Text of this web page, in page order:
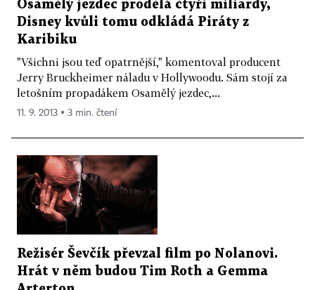
Osamělý jezdec prodělá čtyři miliardy,
Disney kvůli tomu odkládá Piráty z
Karibiku
"Všichni jsou teď opatrnější," komentoval producent
Jerry Bruckheimer náladu v Hollywoodu. Sám stojí za
letošním propadákem Osamělý jezdec,...
11. 9. 2013 ▪ 3 min. čtení
Režisér Ševčík převzal film po Nolanovi.
Hrát v něm budou Tim Roth a Gemma